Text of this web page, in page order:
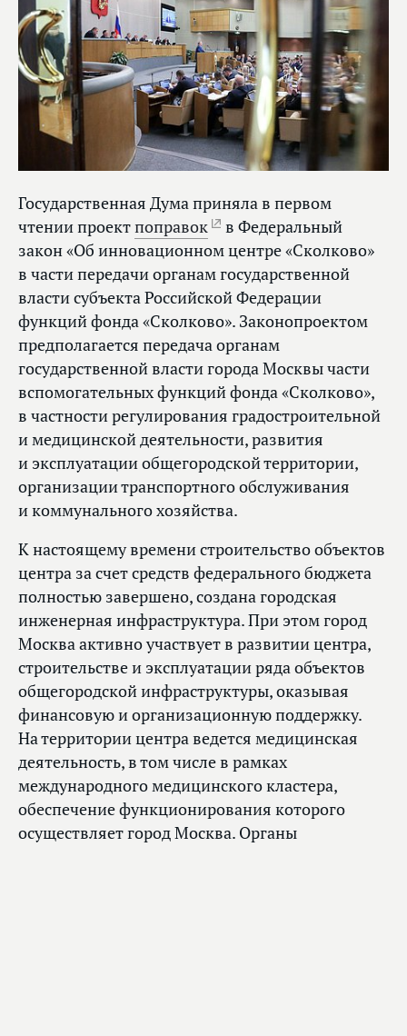
Государственная Дума приняла в первом
чтении проектпоправок
в Федеральный
закон «Об инновационном центре «Сколково»
в части передачи органам государственной
власти субъекта Российской Федерации
функций фонда «Сколково». Законопроектом
предполагается передача органам
государственной власти города Москвы части
вспомогательных функций фонда «Сколково»,
в частности регулирования градостроительной
и медицинской деятельности, развития
и эксплуатации общегородской территории,
организации транспортного обслуживания
и коммунального хозяйства.
К настоящему времени строительство объектов
центра за счет средств федерального бюджета
полностью завершено, создана городская
инженерная инфраструктура. При этом город
Москва активно участвует в развитии центра,
строительстве и эксплуатации ряда объектов
общегородской инфраструктуры, оказывая
финансовую и организационную поддержку.
На территории центра ведется медицинская
деятельность, в том числе в рамках
международного медицинского кластера,
обеспечение функционирования которого
осуществляет город Москва. Органы